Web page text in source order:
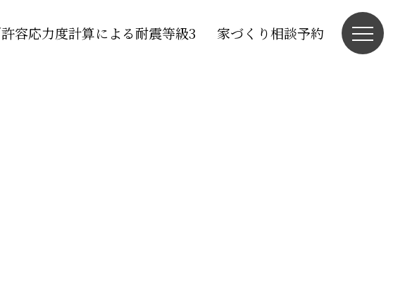
容応力度計算による耐震等級3 家づくり相談予約